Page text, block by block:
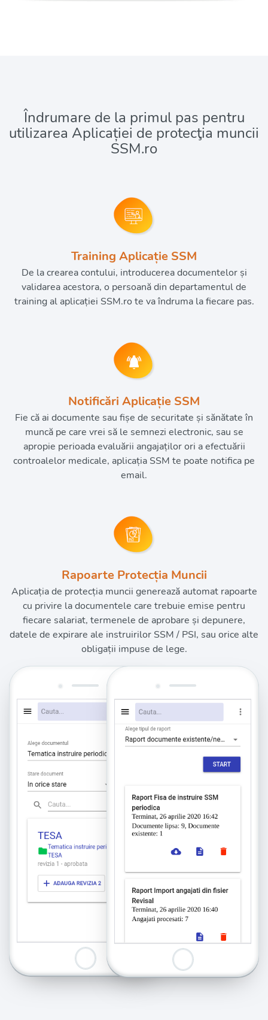
Îndrumare de la primul pas pentru
utilizarea Aplicației de protecţia muncii
SSM.ro
Training Aplicație SSM
De la crearea contului, introducerea documentelor și
validarea acestora, o persoană din departamentul de
training al aplicației SSM.ro te va îndruma la fiecare pas.
Notificări Aplicație SSM
Fie că ai documente sau fișe de securitate și sănătate în
muncă pe care vrei să le semnezi electronic, sau se
apropie perioada evaluării angajaților ori a efectuării
controalelor medicale, aplicația SSM te poate notifica pe
email.
Rapoarte Protecția Muncii
Aplicația de protecția muncii generează automat rapoarte
cu privire la documentele care trebuie emise pentru
fiecare salariat, termenele de aprobare și depunere,
datele de expirare ale instruirilor SSM / PSI, sau orice alte
obligații impuse de lege.